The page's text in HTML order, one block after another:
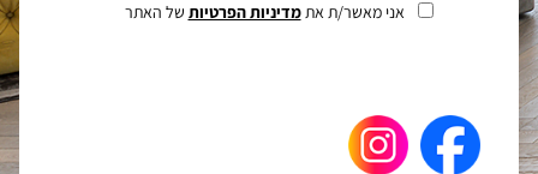
אני מאשר/ת אתמדיניות הפרטיות של האתר